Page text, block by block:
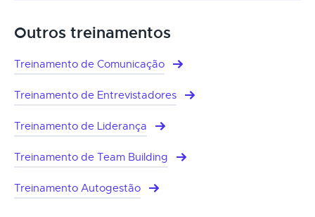
Outros treinamentos
Treinamento de Comunicação
Treinamento de Entrevistadores
Treinamento de Liderança
Treinamento de Team Building
Treinamento Autogestão